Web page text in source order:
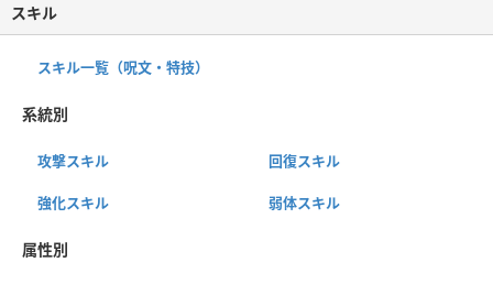
スキル
スキル一覧（呪文・特技）
系統別
攻撃スキル 回復スキル
強化スキル 弱体スキル
属性別